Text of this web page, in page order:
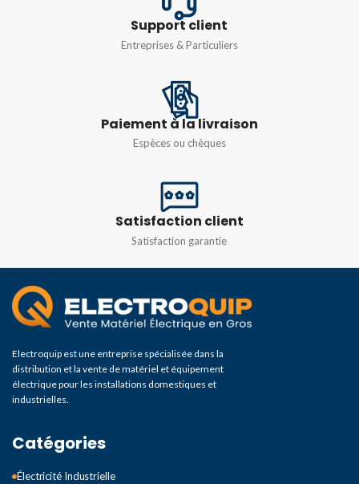
Support client
Entreprises & Particuliers
Paiement à la livraison
Espèces ou chèques
Satisfaction client
Satisfaction garantie
Electroquip est une entreprise spécialisée dans la
distribution et la vente de matériel et équipement
électrique pour les installations domestiques et
industrielles.
Catégories
Électricité Industrielle